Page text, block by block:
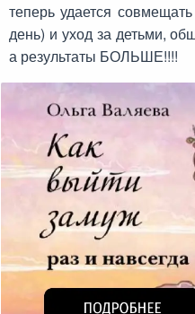
теперь удается
день) и уход за детьми,
а результаты БОЛЬШЕ!!!!